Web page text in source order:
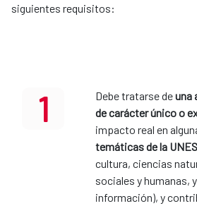
siguientes requisitos:
1 Debe tratarse deuna
de carácter único o
impacto real en
temáticas de la
cultura, ciencias
sociales y humanas,
información), y